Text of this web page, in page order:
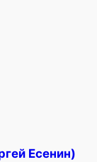
Есенин)